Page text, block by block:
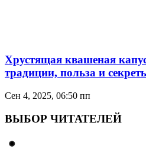
Хрустящая квашеная
традиции, польза и
Сен 4, 2025, 06:50 пп
ВЫБОР ЧИТАТЕЛЕЙ